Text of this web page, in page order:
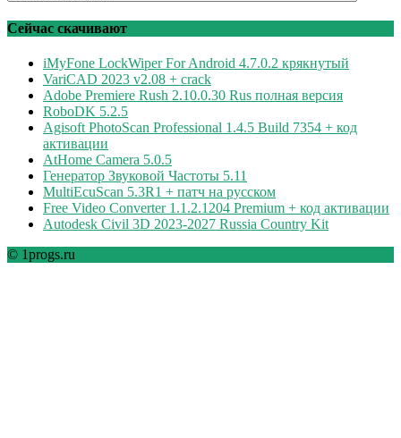
рубрикам
Сейчас скачивают
iMyFone LockWiper For Android 4.7.0.2 крякнутый
VariCAD 2023 v2.08 + crack
Adobe Premiere Rush 2.10.0.30 Rus полная версия
RoboDK 5.2.5
Agisoft PhotoScan Professional 1.4.5 Build 7354 + код
активации
AtHome Camera 5.0.5
Генератор Звуковой Частоты 5.11
MultiEcuScan 5.3R1 + патч на русском
Free Video Converter 1.1.2.1204 Premium + код активации
Autodesk Civil 3D 2023-2027 Russia Country Kit
© 1progs.ru